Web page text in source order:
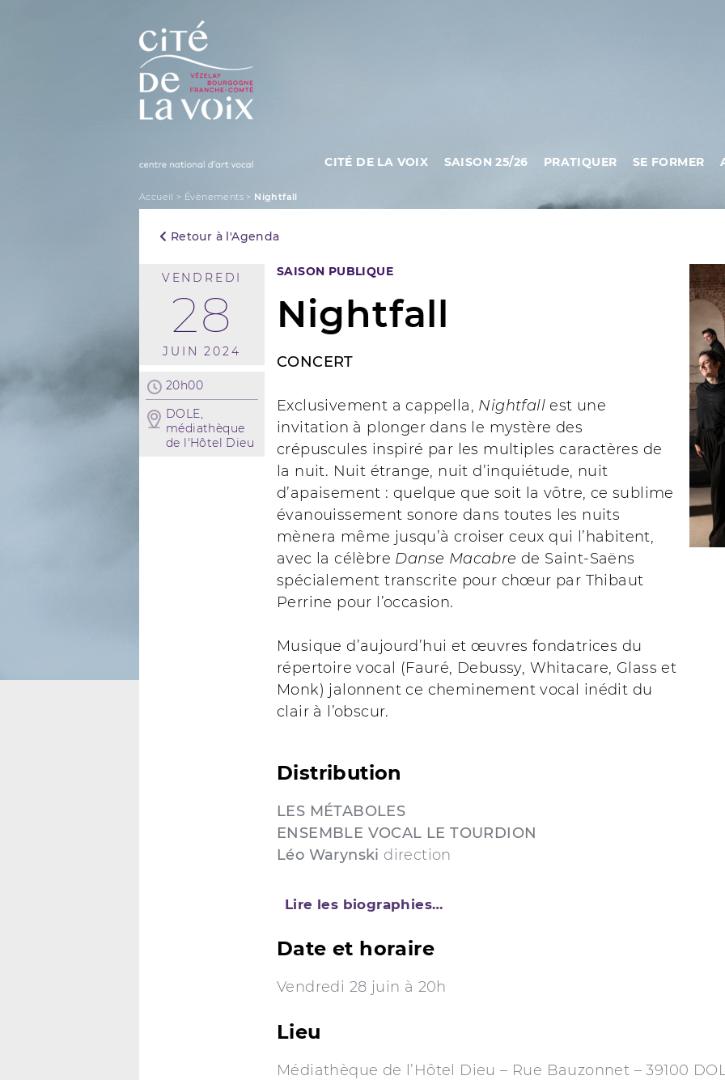
La Cité de la Voix
CITÉ DE LA VOIX SAISON 25/26 PRATIQUER SE FORMER
Accueil > Évènements > Nightfall
Retour à l'Agenda
VENDREDI
28
JUIN 2024
20h00
DOLE,
médiathèque
de l'Hôtel Dieu
SAISON PUBLIQUE
Nightfall
CONCERT
Exclusivement a cappella, Nightfall est une
invitation à plonger dans le mystère des
crépuscules inspiré par les multiples caractères de
la nuit. Nuit étrange, nuit d’inquiétude, nuit
d’apaisement : quelque que soit la vôtre, ce sublime
évanouissement sonore dans toutes les nuits
mènera même jusqu’à croiser ceux qui l’habitent,
avec la célèbre Danse Macabre de Saint-Saëns
spécialement transcrite pour chœur par Thibaut
Perrine pour l’occasion.
Musique d’aujourd’hui et œuvres fondatrices du
répertoire vocal (Fauré, Debussy, Whitacare, Glass et
Monk) jalonnent ce cheminement vocal inédit du
clair à l’obscur.
Distribution
LES MÉTABOLES
ENSEMBLE VOCAL LE TOURDION
Léo Warynski direction
Lire les biographies…
Date et horaire
Vendredi 28 juin à 20h
Lieu
Médiathèque de l’Hôtel Dieu – Rue Bauzonnet – 39100